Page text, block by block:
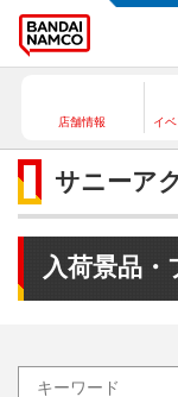
店舗情報 イ
サニーア
入荷景品